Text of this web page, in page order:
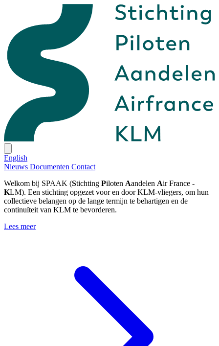
English
Nieuws Documenten Contact
Welkom bij SPAAK (Stichting Piloten Aandelen Air France -
KLM). Een stichting opgezet voor en door KLM-vliegers, om hun
collectieve belangen op de lange termijn te behartigen en de
continuïteit van KLM te bevorderen.
Lees meer